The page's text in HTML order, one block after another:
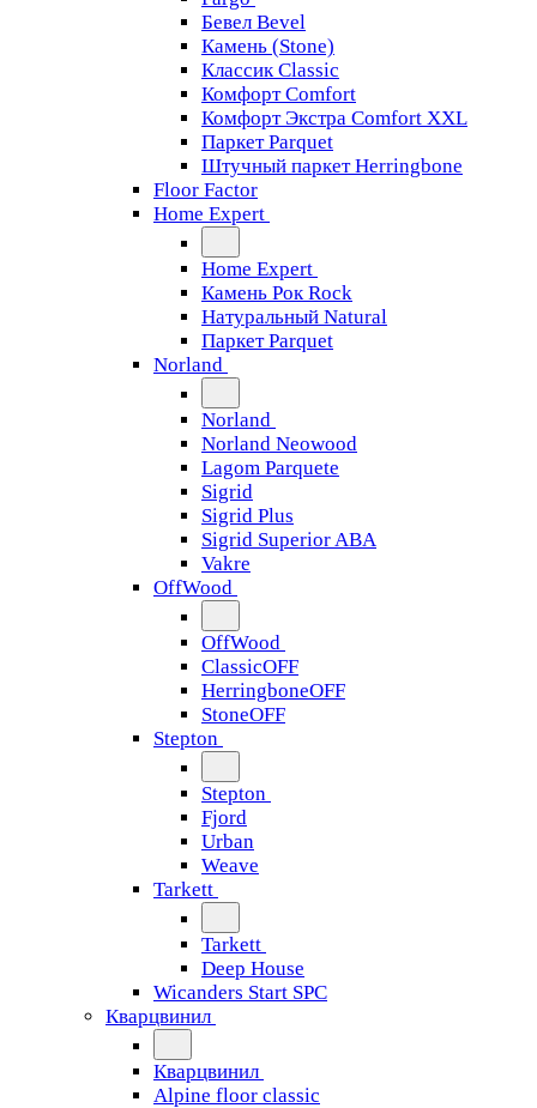
Бевел Bevel
Камень (Stone)
Классик Classic
Комфорт Comfort
Комфорт Экстра Comfort XXL
Паркет Parquet
Штучный паркет Herringbone
Floor Factor
Home Expert
Home Expert
Камень Рок Rock
Натуральный Natural
Паркет Parquet
Norland
Norland
Norland Neowood
Lagom Parquete
Sigrid
Sigrid Plus
Sigrid Superior ABA
Vakre
OffWood
OffWood
ClassicOFF
HerringboneOFF
StoneOFF
Stepton
Stepton
Fjord
Urban
Weave
Tarkett
Tarkett
Deep House
Wicanders Start SPC
Кварцвинил
Кварцвинил
Alpine floor classic